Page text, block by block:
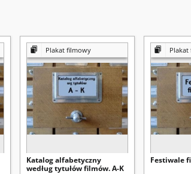
Plakat filmowy
Katalog alfabetyczny
według tytułów filmów. A-K
Festiwale